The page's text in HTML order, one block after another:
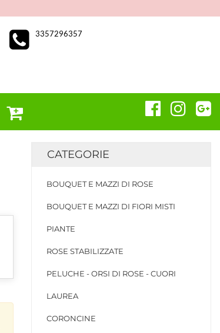
3357296357
CATEGORIE
BOUQUET E MAZZI DI ROSE
BOUQUET E MAZZI DI FIORI MISTI
PIANTE
ROSE STABILIZZATE
PELUCHE - ORSI DI ROSE - CUORI
LAUREA
CORONCINE